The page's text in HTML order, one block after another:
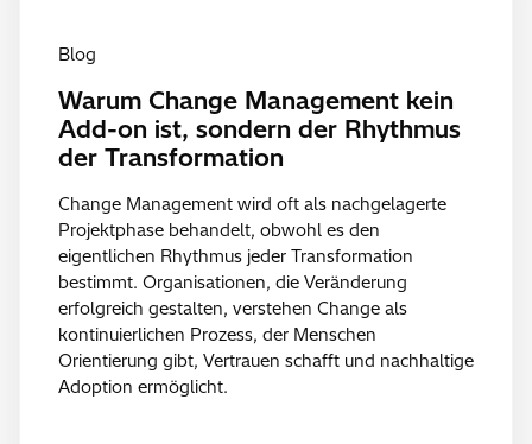
Blog
Warum Change Management kein
Add-on ist, sondern der Rhythmus
der Transformation
Change Management wird oft als nachgelagerte
Projektphase behandelt, obwohl es den
eigentlichen Rhythmus jeder Transformation
bestimmt. Organisationen, die Veränderung
erfolgreich gestalten, verstehen Change als
kontinuierlichen Prozess, der Menschen
Orientierung gibt, Vertrauen schafft und nachhaltige
Adoption ermöglicht.